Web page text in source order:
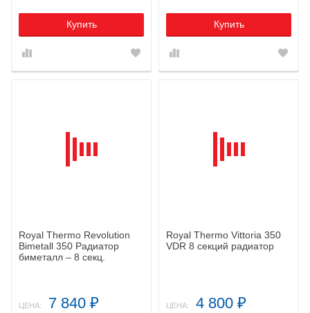
Купить Купить
Royal Thermo Revolution
Bimetall 350 Радиатор
биметалл – 8 секц.
ЦЕНА: 7 840 ₽
Royal Thermo Vittoria 350
VDR 8 секций радиатор
ЦЕНА: 4 800 ₽